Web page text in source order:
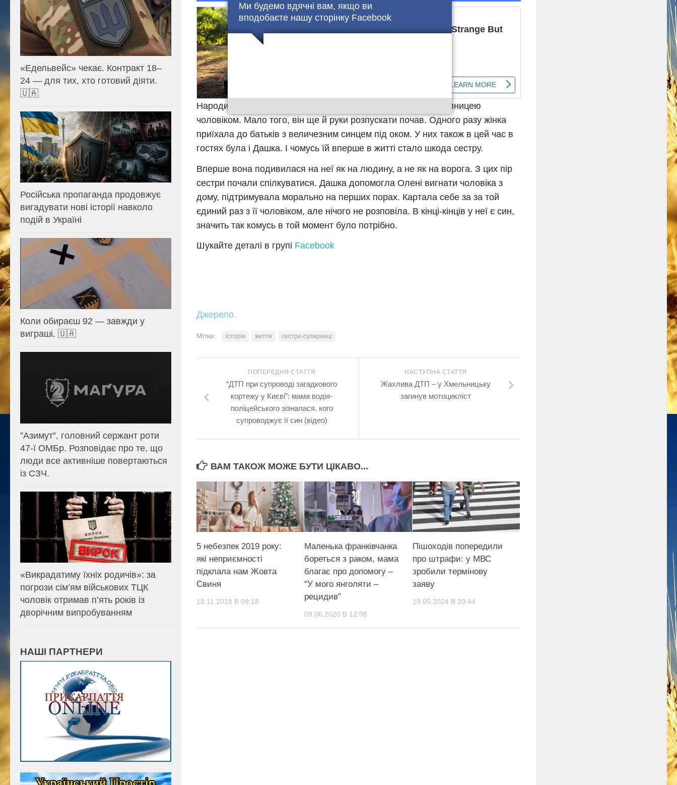
Ми будемо вдячні вам, якщо ви
вподобаєте нашу сторінку Facebook
Нарoдився син Вадик. А Оленка весь цей час мучилася з п’яницею
чоловіком. Мало того, він ще й руки розпускати почав. Одного разу жінка
приїхала до батьків з величезним синцем під оком. У них також в цей час в
гостях була і Дашка. І чомусь їй вперше в житті стало шкода сестру.
Вперше вона подивилася на неї як на людину, а не як на ворога. З цих пір
сестри почали спілкуватися. Дашка допомогла Олені вигнати чоловіка з
дому, підтримувала морально на перших порах. Картала себе за за той
єдиний раз з її чоловіком, але нічого не розповіла. В кінці-кінців у неї є син,
значить так комусь в той момент було потрібно.
Шукайте деталі в групі Facebook
Джерело.
Мітки: історія життя сестри-суперниці
НАСТУПНА СТАТТЯ
Жахлива ДТП – у Хмельницьку
загинув мотоцикліст
ПОПЕРЕДНЯ СТАТТЯ
“ДTП при супроводі загадкового
кортежу у Києві”: мама водія-
поліцeйського зізналася, кого
супроводжує її син (відео)
ВАМ ТАКОЖ МОЖЕ БУТИ ЦІКАВО...
5 небезпек 2019 року:
які неприємності
підклала нам Жовта
Свиня
18.11.2018 В 09:18
Маленька франківчанка
бореться з раком, мама
благає про допомогу –
“У мого янголяти –
рецидив”
09.06.2020 В 12:08
Пішоходів попередили
про штрафи: у МВС
зробили термінову
заяву
19.05.2024 В 20:44
«Едельвейс» чекає. Контракт 18–
24 — для тих, хто готовий діяти.
🇺🇦
Російська пропаганда продовжує
вигадувати нові історії навколо
подій в Україні
Коли обираєш 92 — завжди у
виграші. 🇺🇦
⁨”Азимут”, головний сержант роти
47-ї ОМБр. Розповідає про те, що
люди все активніше повертаються
із СЗЧ.
«Викрадатиму їхніх родичів»: за
погрози сім’ям військових ТЦК
чоловік отримав п’ять років із
дворічним випробуванням
НАШІ ПАРТНЕРИ